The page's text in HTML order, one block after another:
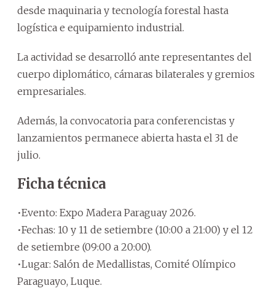
desde maquinaria y tecnología forestal hasta
logística e equipamiento industrial.
La actividad se desarrolló ante representantes del
cuerpo diplomático, cámaras bilaterales y gremios
empresariales.
Además, la convocatoria para conferencistas y
lanzamientos permanece abierta hasta el 31 de
julio.
Ficha técnica
•Evento: Expo Madera Paraguay 2026.
•Fechas: 10 y 11 de setiembre (10:00 a 21:00) y el 12
de setiembre (09:00 a 20:00).
•Lugar: Salón de Medallistas, Comité Olímpico
Paraguayo, Luque.